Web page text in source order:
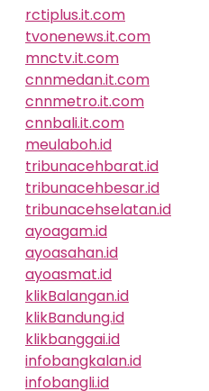
rctiplus.it.com
tvonenews.it.com
mnctv.it.com
cnnmedan.it.com
cnnmetro.it.com
cnnbali.it.com
meulaboh.id
tribunacehbarat.id
tribunacehbesar.id
tribunacehselatan.id
ayoagam.id
ayoasahan.id
ayoasmat.id
klikBalangan.id
klikBandung.id
klikbanggai.id
infobangkalan.id
infobangli.id